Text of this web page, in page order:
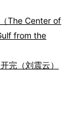
The Center of
from the
完（刘震云）